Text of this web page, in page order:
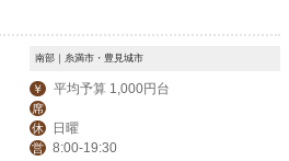
南部｜糸満市・豊見城市
￥ 平均予算 1,000円台
席
休
日曜
営 8:00-19:30